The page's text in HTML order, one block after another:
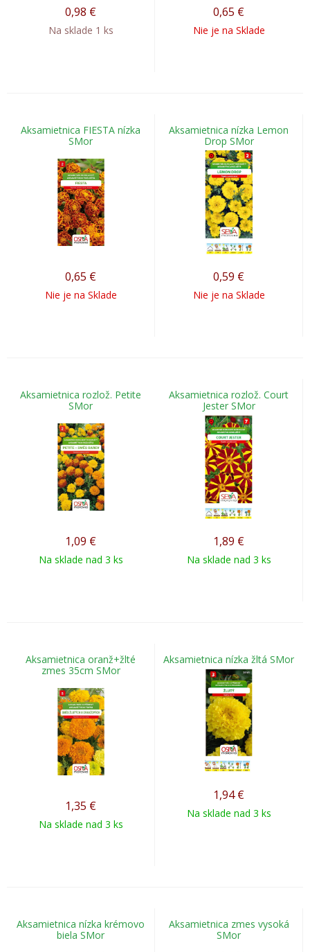
0,98 €
Na sklade 1 ks
0,65 €
Nie je na Sklade
Aksamietnica FIESTA nízka
SMor
0,65 €
Nie je na Sklade
Aksamietnica nízka Lemon
Drop SMor
0,59 €
Nie je na Sklade
Aksamietnica rozlož. Petite
SMor
1,09 €
Na sklade nad 3 ks
Aksamietnica rozlož. Court
Jester SMor
1,89 €
Na sklade nad 3 ks
Aksamietnica oranž+žlté
zmes 35cm SMor
1,35 €
Na sklade nad 3 ks
Aksamietnica nízka žltá SMor
1,94 €
Na sklade nad 3 ks
Aksamietnica nízka krémovo
biela SMor
Aksamietnica zmes vysoká
SMor